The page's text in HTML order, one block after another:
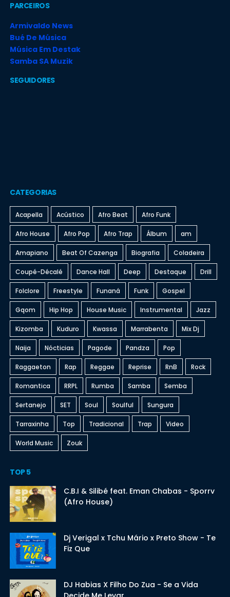
PARCEIROS
Armivaldo News
Bué De Música
Música Em Destak
Samba SA Muzik
SEGUIDORES
CATEGORIAS
Acapella Acústico Afro Beat Afro Funk
Afro House Afro Pop Afro Trap Álbum am
Amapiano Beat Of Cazenga Biografia Coladeira
Coupé-Décalé Dance Hall Deep Destaque Drill
Folclore Freestyle Funaná Funk Gospel
Gqom Hip Hop House Music Instrumental Jazz
Kizomba Kuduro Kwassa Marrabenta Mix Dj
Naija Nócticias Pagode Pandza Pop
Raggaeton Rap Reggae Reprise RnB Rock
Romantica RRPL Rumba Samba Semba
Sertanejo SET Soul Soulful Sungura
Tarraxinha Top Tradicional Trap Video
World Music Zouk
TOP 5
C.B.I & Silibé feat. Eman Chabas - Sporrv
(Afro House)
Dj Verigal x Tchu Mário x Preto Show - Te
Fiz Que
DJ Habias X Filho Do Zua - Se a Vida